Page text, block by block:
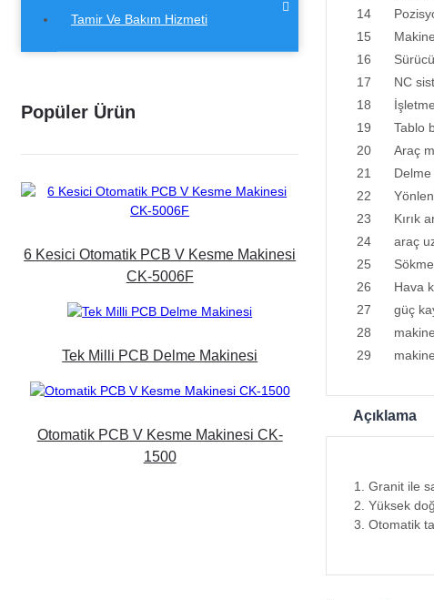
Tamir Ve Bakım Hizmeti
Popüler Ürün
6 Kesici Otomatik PCB V Kesme Makinesi
CK-5006F
Tek Milli PCB Delme Makinesi
Otomatik PCB V Kesme Makinesi CK-
1500
14
15
16
17
NC
18
19
Tablo
20
Araç
21
Delme
22
23
Kırık
24
araç
25
26
Hava
27
güç
28
29
Açıklama
1. Granit ile
2. Yüksek
3. Otomatik